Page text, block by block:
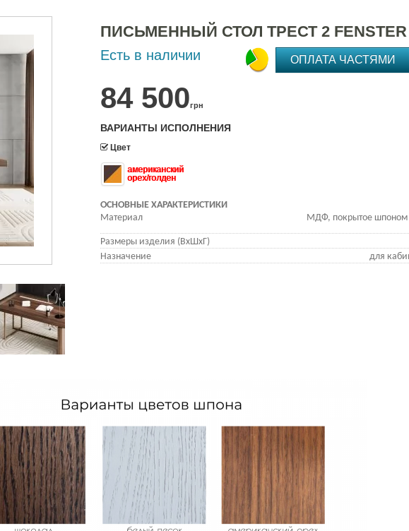
ПИСЬМЕННЫЙ СТОЛ ТРЕСТ 2 FENSTER
Есть в наличии
84 500грн
ОПЛАТА ЧАСТЯМИ
ВАРИАНТЫ ИСПОЛНЕНИЯ
Цвет
американский
орех/голден
ОСНОВНЫЕ ХАРАКТЕРИСТИКИ
Материал
МДФ, покрытое шпоном
Размеры изделия (ВхШхГ)
Назначение
для